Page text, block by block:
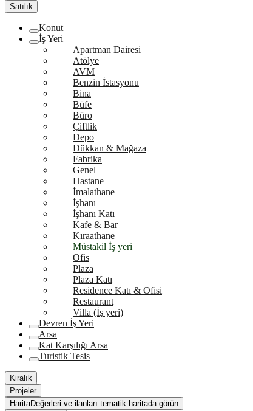
Satılık
Konut
İş Yeri
Apartman Dairesi
Atölye
AVM
Benzin İstasyonu
Bina
Büfe
Büro
Çiftlik
Depo
Dükkan & Mağaza
Fabrika
Genel
Hastane
İmalathane
İşhanı
İşhanı Katı
Kafe & Bar
Kıraathane
Müstakil İş yeri
Ofis
Plaza
Plaza Katı
Residence Katı & Ofisi
Restaurant
Villa (İş yeri)
Devren İş Yeri
Arsa
Kat Karşılığı Arsa
Turistik Tesis
Kiralık
Projeler
HaritaDeğerleri ve ilanları tematik haritada görün